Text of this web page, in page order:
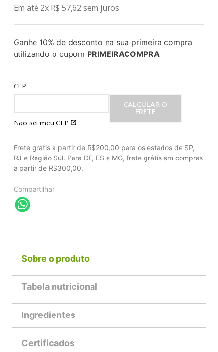
Em até 2x R$ 57,62 sem juros
Ganhe 10% de desconto na sua primeira compra
utilizando o cupom PRIMEIRACOMPRA
CEP
Não sei meu CEP
CALCULAR O
FRETE
Frete grátis a partir de R$200,00 para os estados de SP,
RJ e Região Sul. Para DF, ES e MG, frete grátis em compras
a partir de R$300,00.
Compartilhar
Sobre o produto
Tabela nutricional
Ingredientes
Certificados